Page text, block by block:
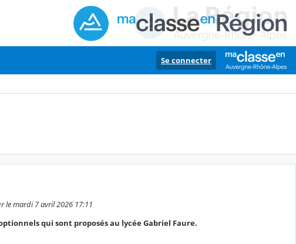
Se connecter
le mardi 7 avril 2026 17:11
qui sont proposés au lycée Gabriel Faure.